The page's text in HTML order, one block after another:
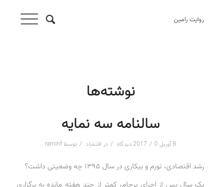
روایت رامین
نوشته‌ها
سالنامه سه نمایه
8 آوریل 2017 / 0 دیدگاه / در اقتصاد / توسط raminf
رشد اقتصادی، تورم و بیکاری در سال ۱۳۹۵ چه وضعیتی داشت؟